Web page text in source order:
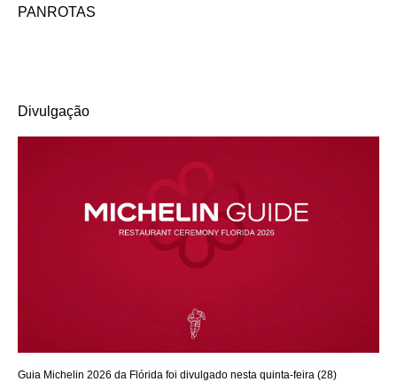
PANROTAS
Divulgação
Guia Michelin 2026 da Flórida foi divulgado nesta quinta-feira (28)